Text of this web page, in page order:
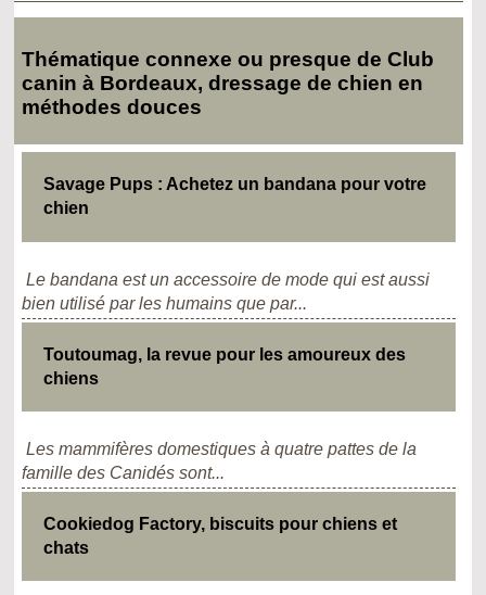
Thématique connexe ou presque de Club
canin à Bordeaux, dressage de chien en
méthodes douces
Savage Pups : Achetez un bandana pour votre
chien
Le bandana est un accessoire de mode qui est aussi
bien utilisé par les humains que par...
Toutoumag, la revue pour les amoureux des
chiens
Les mammifères domestiques à quatre pattes de la
famille des Canidés sont...
Cookiedog Factory, biscuits pour chiens et
chats